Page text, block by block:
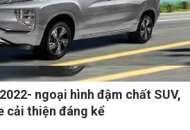
ngoại hình đậm chất SUV,
cải thiện đáng kể